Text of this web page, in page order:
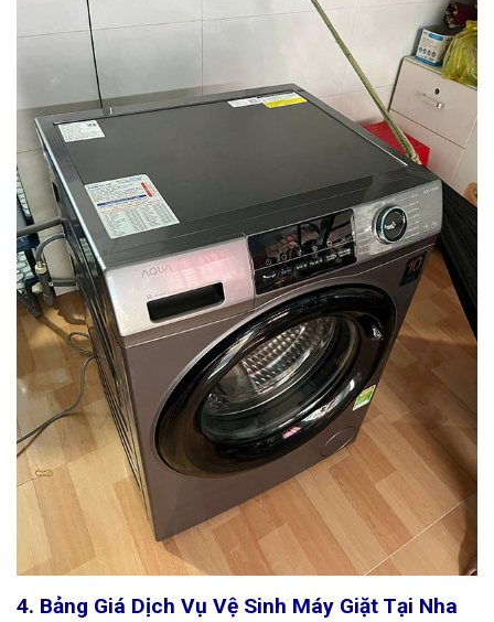
4. Bảng Giá Dịch Vụ Vệ Sinh Máy Giặt Tại Nha